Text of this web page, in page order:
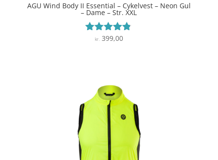
AGU Wind Body II Essential – Cykelvest – Neon Gul
– Dame – Str. XXL
Vurderet
kr.399,00